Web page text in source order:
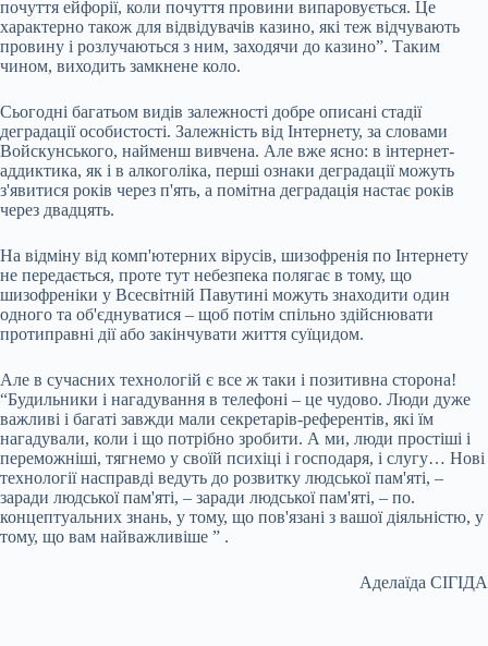
почуття ейфорії, коли почуття провини випаровується. Це
характерно також для відвідувачів казино, які теж відчувають
провину і розлучаються з ним, заходячи до казино”. Таким
чином, виходить замкнене коло.
Сьогодні багатьом видів залежності добре описані стадії
деградації особистості. Залежність від Інтернету, за словами
Войскунського, найменш вивчена. Але вже ясно: в інтернет-
аддиктика, як і в алкоголіка, перші ознаки деградації можуть
з'явитися років через п'ять, а помітна деградація настає років
через двадцять.
На відміну від комп'ютерних вірусів, шизофренія по Інтернету
не передається, проте тут небезпека полягає в тому, що
шизофреніки у Всесвітній Павутині можуть знаходити один
одного та об'єднуватися – щоб потім спільно здійснювати
протиправні дії або закінчувати життя суїцидом.
Але в сучасних технологій є все ж таки і позитивна сторона!
“Будильники і нагадування в телефоні – це чудово. Люди дуже
важливі і багаті завжди мали секретарів-референтів, які їм
нагадували, коли і що потрібно зробити. А ми, люди простіші і
переможніші, тягнемо у своїй психіці і господаря, і слугу… Нові
технології насправді ведуть до розвитку людської пам'яті, –
заради людської пам'яті, – заради людської пам'яті, – по.
концептуальних знань, у тому, що пов'язані з вашої діяльністю, у
тому, що вам найважливіше ” .
Аделаїда СІГІДА